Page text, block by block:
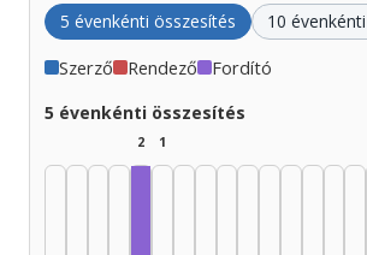
5 évenkénti összesítés 10
Szerző Rendező Fordító
5 évenkénti összesítés
2 1